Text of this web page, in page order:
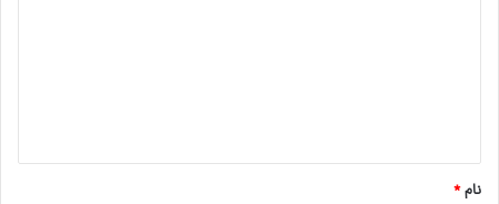
نام*